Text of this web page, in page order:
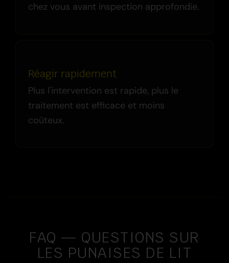
chez vous avant inspection approfondie.
Réagir rapidement
Plus l'intervention est rapide, plus le
traitement est efficace et moins
coûteux.
FAQ — QUESTIONS SUR
LES PUNAISES DE LIT